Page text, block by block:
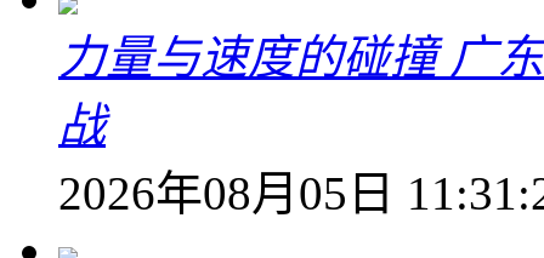
力量与速度的碰撞 广
战
2026年08月05日